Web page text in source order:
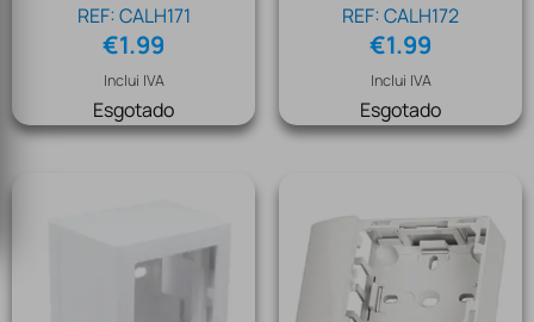
REF: CALH171
€1.99
Inclui IVA
Esgotado
REF: CALH172
€1.99
Inclui IVA
Esgotado